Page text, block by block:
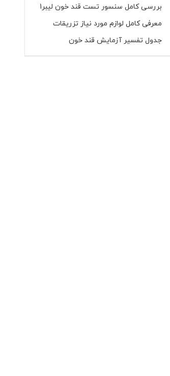
بررسی کامل سنسور تست قند خون لیبر1
معرفی کامل لوازم مورد نیاز تزریقات
جدول تفسیر آزمایش قند خون